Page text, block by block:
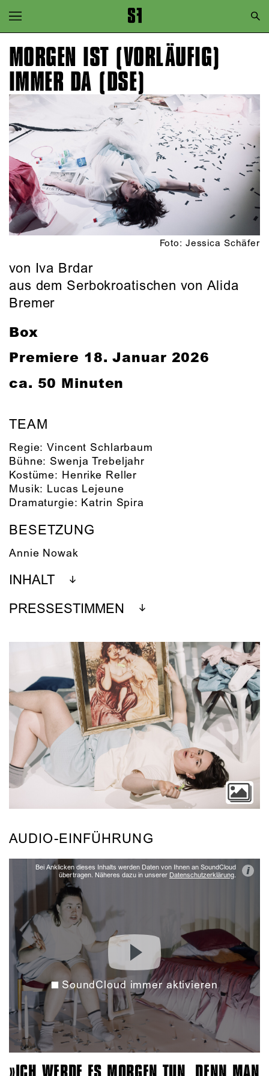
Zur Hauptnavigation springen
Zum Hauptinhalt springen
Zum Footer springen
MORGEN IST (VORLÄUFIG)
IMMER DA (DSE)
Foto: Jessica Schäfer
von Iva Brdar
aus dem Serbokroatischen von Alida
Bremer
Box
Premiere 18. Januar 2026
ca. 50 Minuten
TEAM
Regie:Vincent Schlarbaum
Bühne: Swenja Trebeljahr
Kostüme: Henrike Reller
Musik: Lucas Lejeune
Dramaturgie: Katrin Spira
BESETZUNG
Annie Nowak
INHALT
PRESSESTIMMEN
AUDIO-EINFÜHRUNG
Bei Anklicken dieses Inhalts werden Daten von Ihnen an SoundCloud
übertragen. Näheres dazu in unserer Datenschutzerklärung. i
SoundCloud immer aktivieren